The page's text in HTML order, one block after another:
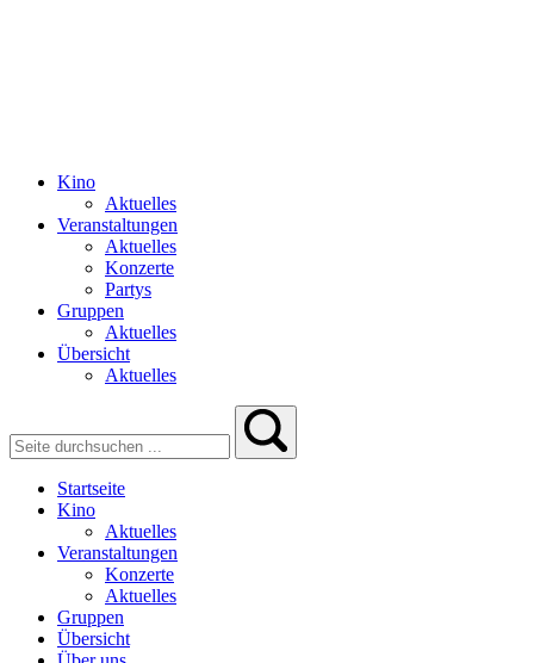
Kino
Aktuelles
Veranstaltungen
Aktuelles
Konzerte
Partys
Gruppen
Aktuelles
Übersicht
Aktuelles
Startseite
Kino
Aktuelles
Veranstaltungen
Konzerte
Aktuelles
Gruppen
Übersicht